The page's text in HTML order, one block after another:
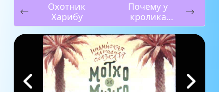
Охотник
Харибу
Почему у
кролика
дрожит нос